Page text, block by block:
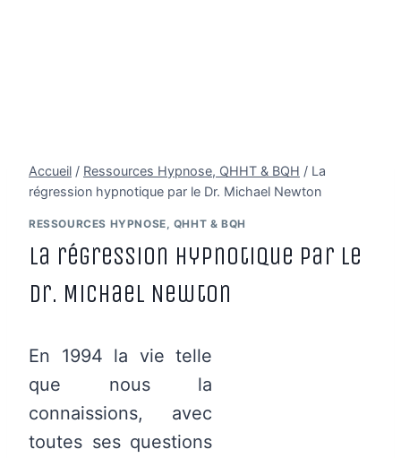
Accueil / Ressources Hypnose, QHHT & BQH / La
régression hypnotique par le Dr. Michael Newton
RESSOURCES HYPNOSE, QHHT & BQH
La régression hypnotique par le
Dr. Michael Newton
En 1994 la vie telle
que nous la
connaissions, avec
toutes ses questions